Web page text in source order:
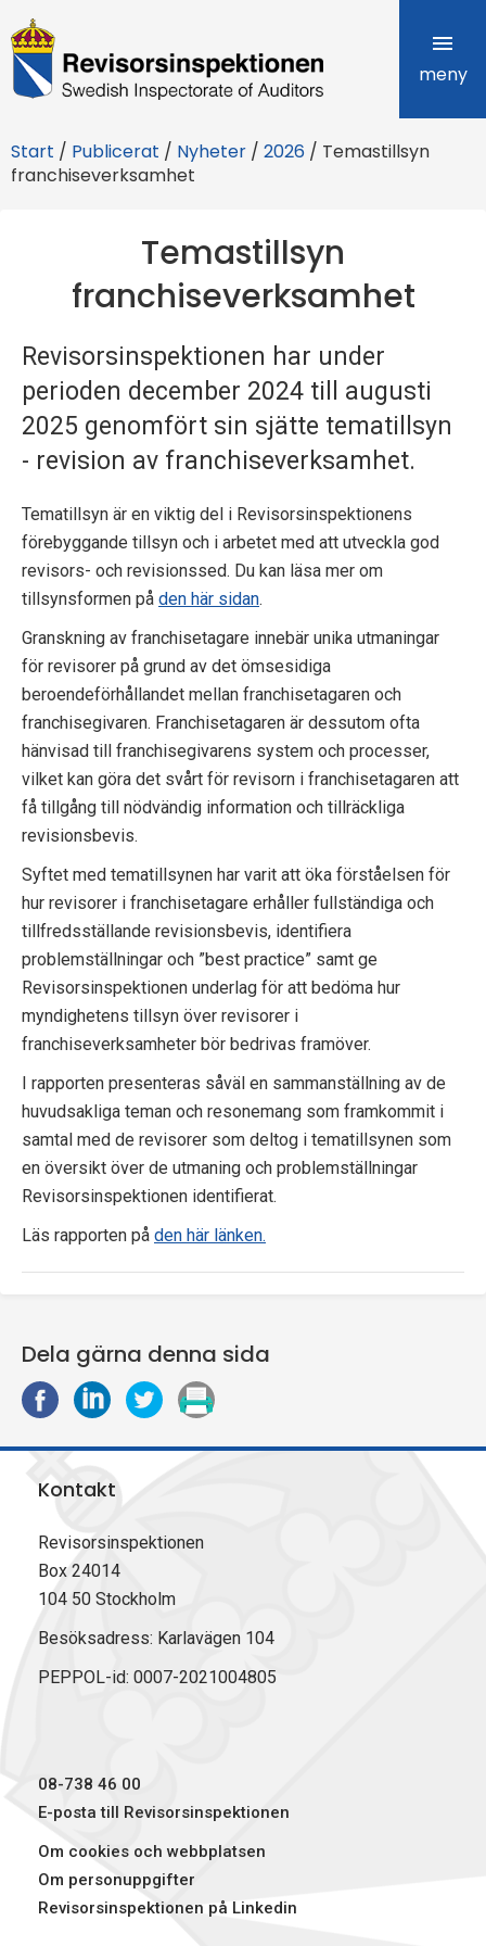
R
e
i
s
n
s
p
e
k
o
n
e
n
meny
Start / Publicerat / Nyheter / 2026 / Temastillsyn
franchiseverksamhet
Temastillsyn
franchiseverksamhet
Revisorsinspektionen har under
perioden december 2024 till augusti
2025 genomfört sin sjätte tematillsyn
- revision av franchiseverksamhet.
Tematillsyn är en viktig del i Revisorsinspektionens
förebyggande tillsyn och i arbetet med att utveckla god
revisors- och revisionssed. Du kan läsa mer om
tillsynsformen på den här sidan.
Granskning av franchisetagare innebär unika utmaningar
för revisorer på grund av det ömsesidiga
beroendeförhållandet mellan franchisetagaren och
franchise­givaren. Franchisetagaren är dessutom ofta
hänvisad till franchisegivarens system och processer,
vilket kan göra det svårt för revisorn i franchisetagaren att
få tillgång till nödvändig information och tillräckliga
revisionsbevis.
Syftet med tematillsynen har varit att öka förståelsen för
hur revisorer i franchisetagare erhåller fullständiga och
tillfredsställande revisionsbevis, identifiera
problemställningar och ”best practice” samt ge
Revisorsinspektionen underlag för att bedöma hur
myndighetens tillsyn över revisorer i
franchiseverksamheter bör bedrivas framöver.
I rapporten presenteras såväl en sammanställning av de
huvudsakliga teman och resonemang som framkommit i
samtal med de revisorer som deltog i tematillsynen som
en översikt över de utmaning och problemställningar
Revisorsinspektionen identifierat.
Läs rapporten på den här länken.
Dela gärna denna sida
D
p
F
c
e
b
o
D
p
L
n
k
e
I
D
X
w
i
t
S
Kontakt
Revisorsinspektionen
Box 24014
104 50 Stockholm
Besöksadress: Karlavägen 104
PEPPOL-id: 0007-2021004805
08-738 46 00
E-posta till Revisorsinspektionen
Om cookies och webbplatsen
Om personuppgifter
Revisorsinspektionen på Linkedin